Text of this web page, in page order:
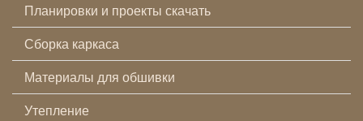
Планировки и проекты скачать
Сборка каркаса
Материалы для обшивки
Утепление